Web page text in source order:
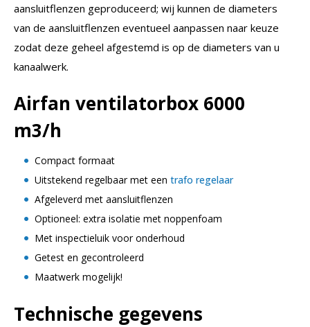
aansluitflenzen geproduceerd; wij kunnen de diameters
van de aansluitflenzen eventueel aanpassen naar keuze
zodat deze geheel afgestemd is op de diameters van u
kanaalwerk.
Airfan ventilatorbox 6000
m3/h
Compact formaat
Uitstekend regelbaar met een trafo regelaar
Afgeleverd met aansluitflenzen
Optioneel: extra isolatie met noppenfoam
Met inspectieluik voor onderhoud
Getest en gecontroleerd
Maatwerk mogelijk!
Technische gegevens